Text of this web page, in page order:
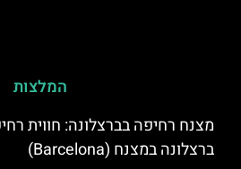
המלצות
מצנח רחיפה בברצלונה: חווית
ברצלונה במצנח (Barcelona)